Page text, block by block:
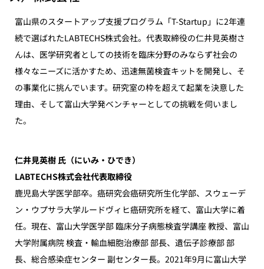
富山県のスタートアップ支援プログラム「T-Startup」に2年連
続で選ばれたLABTECHS株式会社。代表取締役の仁井見英樹さ
んは、医学研究者としての技術を臨床分野のみならず社会の
様々なニーズに活かすため、迅速無菌検査キットを開発し、そ
の事業化に挑んでいます。研究室の枠を超えて起業を決意した
理由、そして富山大学発ベンチャーとしての挑戦を伺いまし
た。
仁井見英樹 氏（にいみ・ひでき）
LABTECHS株式会社代表取締役
鹿児島大学医学部卒。癌研究会癌研究所生化学部、スウェーデ
ン・ウプサラ大学ルードヴィヒ癌研究所を経て、富山大学に着
任。現在、富山大学医学部 臨床分子病態検査学講座 教授、富山
大学附属病院 検査・輸血細胞治療部 部長、遺伝子診療部 部
長、総合感染症センター 副センター長。2021年9月に富山大学